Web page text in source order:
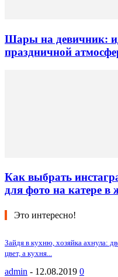
Шары на девичник:
праздничной
Как выбрать
для фото на катере в
Это интересно!
Зайдя в кухню, хозяйка ахнула:
цвет, а кухня...
admin - 12.08.2019 0